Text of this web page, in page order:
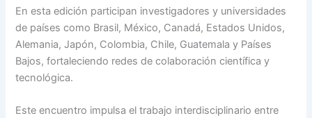
En esta edición participan investigadores y universidades
de países como Brasil, México, Canadá, Estados Unidos,
Alemania, Japón, Colombia, Chile, Guatemala y Países
Bajos, fortaleciendo redes de colaboración científica y
tecnológica.
Este encuentro impulsa el trabajo interdisciplinario entre